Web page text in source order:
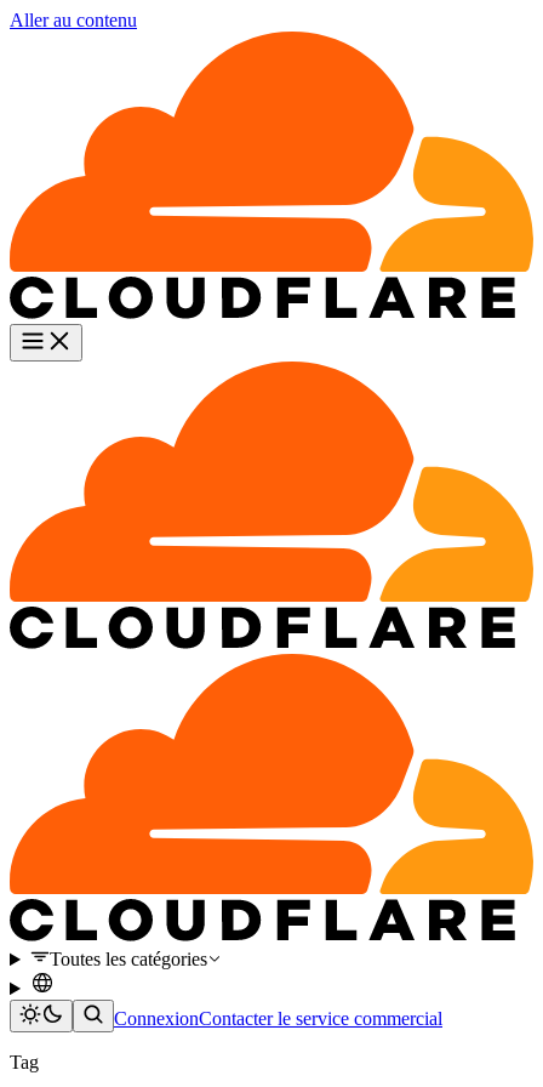
Aller au contenu
Toutes les catégories
ConnexionContacter le service commercial
Tag